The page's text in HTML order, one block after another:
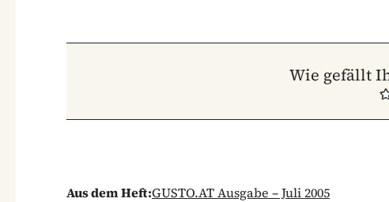
Wie gefällt
Aus dem Heft:GUSTO.AT Ausgabe – Juli 2005